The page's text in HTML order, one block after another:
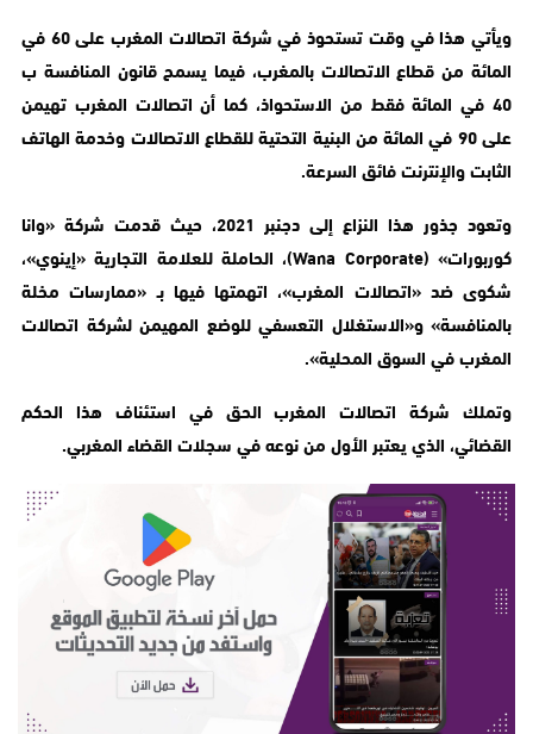
ويأتي هذا في وقت تستحوذ في شركة اتصالات المغرب على 60 في
المائة من قطاع الاتصالات بالمغرب، فيما يسمح قانون المنافسة ب
40 في المائة فقط من الاستحواذ، كما أن اتصالات المغرب تهيمن
على 90 في المائة من البنية التحتية للقطاع الاتصالات وخدمة الهاتف
الثابت والإنترنت فائق السرعة.
وتعود جذور هذا النزاع إلى دجنبر 2021، حيث قدمت شركة «وانا
كوربورات» (Wana Corporate)، الحاملة للعلامة التجارية «إينوي»،
شكوى ضد «اتصالات المغرب»، اتهمتها فيها بـ «ممارسات مخلة
بالمنافسة» و«الاستغلال التعسفي للوضع المهيمن لشركة اتصالات
المغرب في السوق المحلية».
وتملك شركة اتصالات المغرب الحق في استئناف هذا الحكم
القضائي، الذي يعتبر الأول من نوعه في سجلات القضاء المغربي.